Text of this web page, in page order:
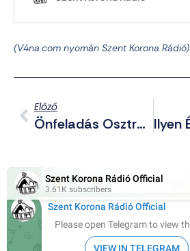
(V4na.com nyomán Szent Korona Rádió)
Előző
Önfeladás Osztrák Módra: Tilos Felolvasni Az Iskolában A Bibliából A Migránsok Miatt